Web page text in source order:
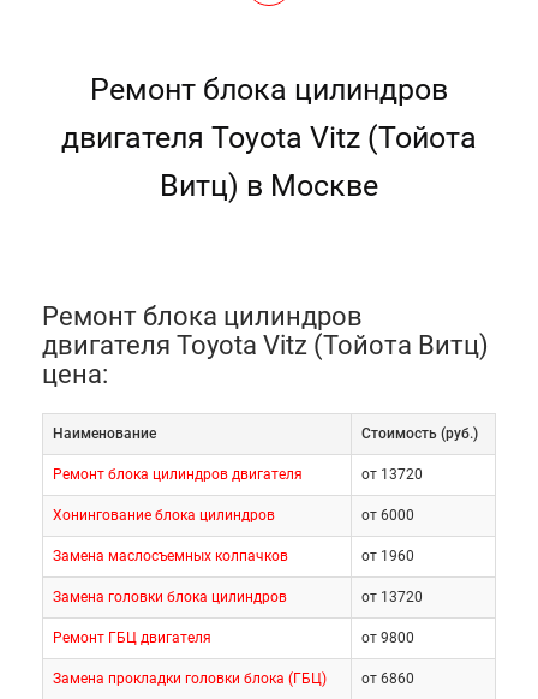
Ремонт блока цилиндров
двигателя Toyota Vitz (Тойота
Витц) в Москве
Ремонт блока цилиндров
двигателя Toyota Vitz (Тойота Витц)
цена:
Наименование Cтоимость (руб.)
Ремонт блока цилиндров двигателя от 13720
Хонингование блока цилиндров от 6000
Замена маслосъемных колпачков от 1960
Замена головки блока цилиндров от 13720
Ремонт ГБЦ двигателя от 9800
Замена прокладки головки блока (ГБЦ) от 6860